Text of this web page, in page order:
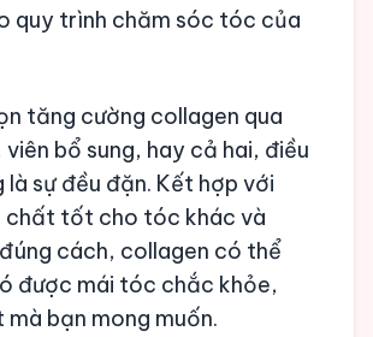
quy trình chăm sóc tóc của
tăng cường collagen qua
bổ sung, hay cả hai, điều
là sự đều đặn. Kết hợp với
chất tốt cho tóc khác và
cách, collagen có thể
được mái tóc chắc khỏe,
bạn mong muốn.